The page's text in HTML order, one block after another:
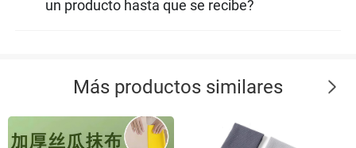
un producto hasta que se recibe?
Más productos similares